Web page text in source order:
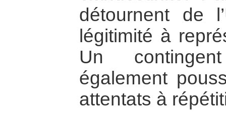
détournent de
légitimité à
Un
également
attentats à